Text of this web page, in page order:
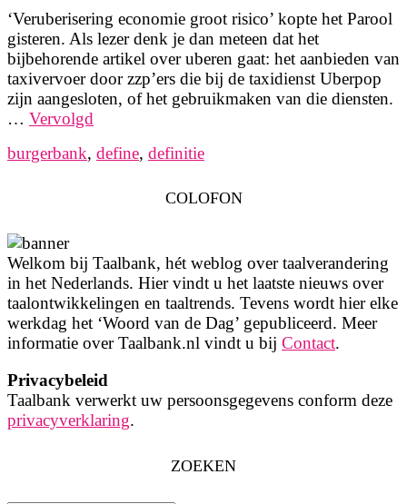
‘Veruberisering economie groot risico’ kopte het Parool
gisteren. Als lezer denk je dan meteen dat het
bijbehorende artikel over uberen gaat: het aanbieden van
taxivervoer door zzp’ers die bij de taxidienst Uberpop
zijn aangesloten, of het gebruikmaken van die diensten.
… Vervolgd
burgerbank, define, definitie
COLOFON
Welkom bij Taalbank, hét weblog over taalverandering
in het Nederlands. Hier vindt u het laatste nieuws over
taalontwikkelingen en taaltrends. Tevens wordt hier elke
werkdag het ‘Woord van de Dag’ gepubliceerd. Meer
informatie over Taalbank.nl vindt u bij Contact.
Privacybeleid
Taalbank verwerkt uw persoonsgegevens conform deze
privacyverklaring.
ZOEKEN